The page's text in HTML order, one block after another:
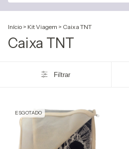
Início > Kit Viagem > Caixa TNT
Caixa TNT
Filtrar
ESGOTADO